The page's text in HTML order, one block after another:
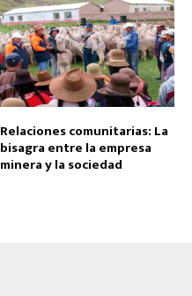
Relaciones comunitarias: La
bisagra entre la empresa
minera y la sociedad